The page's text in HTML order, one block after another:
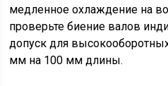
медленное охлаждение на
проверьте биение валов
допуск для
мм на 100 мм длины.